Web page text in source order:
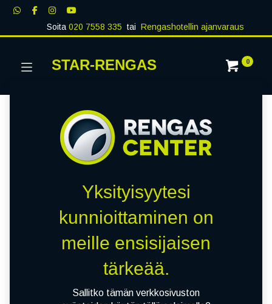
Soita020 7558 335 tai Rengashotellin ajanvaraus
STAR-RENGAS 0
Yksityisyytesi
kunnioittaminen on
meille ensisijaisen
tärkeää.
Sallitko tämän verkkosivuston